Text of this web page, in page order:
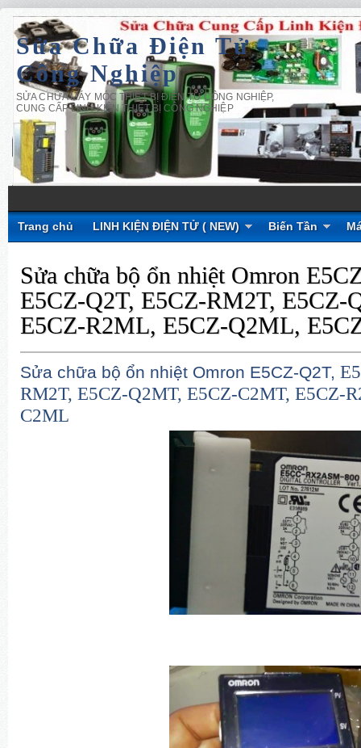
Sửa Chữa Điện Tử
Công Nghiệp
SỬA CHỮA MÁY MÓC THIẾT BỊ ĐIỆN TỬ CÔNG NGHIỆP,
CUNG CẤP LINH KIỆN THIẾT BỊ CÔNG NGHIỆP
Trang chủ LINH KIỆN ĐIỆN TỬ ( NEW) Biến Tần
Sửa chữa bộ ổn nhiệt Omron
E5CZ-Q2T, E5CZ-RM2T, E5CZ-
E5CZ-R2ML, E5CZ-Q2ML,
Sửa chữa bộ ổn nhiệt Omron E5CZ-Q2T,
RM2T, E5CZ-Q2MT, E5CZ-C2MT, E5CZ-
C2ML